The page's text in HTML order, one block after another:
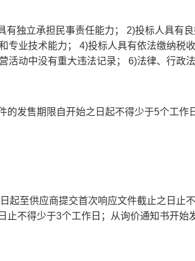
独立承担民事责任能力； 2)投标人具有
专业技术能力； 4)投标人具有依法缴纳税
活动中没有重大违法记录； 6)法律、行政
发售期限自开始之日起不得少于5个工作
起至供应商提交首次响应文件截止之日止
止不得少于3个工作日；从询价通知书开始